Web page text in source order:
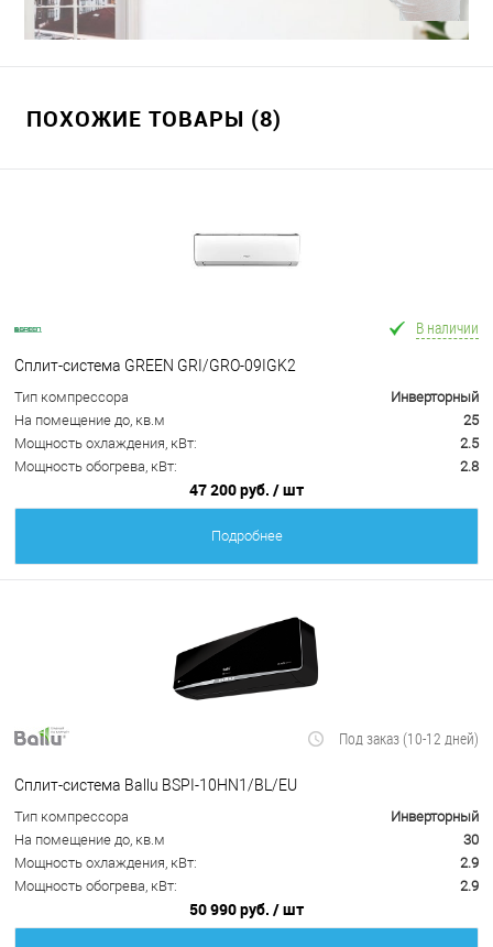
ПОХОЖИЕ ТОВАРЫ (8)
В наличии
Сплит-система GREEN GRI/GRO-09IGK2
Тип компрессора
Инверторный
На помещение до, кв.м
25
Мощность охлаждения, кВт:
2.5
Мощность обогрева, кВт:
2.8
47 200 руб. / шт
Подробнее
Под заказ (10-12 дней)
Сплит-система Ballu BSPI-10HN1/BL/EU
Тип компрессора
Инверторный
На помещение до, кв.м
30
Мощность охлаждения, кВт:
2.9
Мощность обогрева, кВт:
2.9
50 990 руб. / шт